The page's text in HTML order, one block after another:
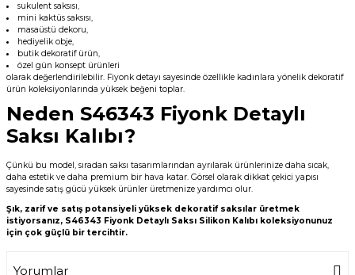
sukulent saksısı,
mini kaktüs saksısı,
masaüstü dekoru,
hediyelik obje,
butik dekoratif ürün,
özel gün konsept ürünleri
olarak değerlendirilebilir. Fiyonk detayı sayesinde özellikle kadınlara yönelik dekoratif
ürün koleksiyonlarında yüksek beğeni toplar.
Neden S46343 Fiyonk Detaylı
Saksı Kalıbı?
Çünkü bu model, sıradan saksı tasarımlarından ayrılarak ürünlerinize daha sıcak,
daha estetik ve daha premium bir hava katar. Görsel olarak dikkat çekici yapısı
sayesinde satış gücü yüksek ürünler üretmenize yardımcı olur.
Şık, zarif ve satış potansiyeli yüksek dekoratif saksılar üretmek
istiyorsanız, S46343 Fiyonk Detaylı Saksı Silikon Kalıbı koleksiyonunuz
için çok güçlü bir tercihtir.
Yorumlar